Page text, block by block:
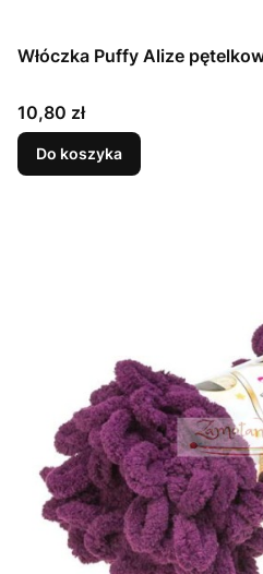
Włóczka Puffy Alize
Cena
10,80 zł
Do koszyka